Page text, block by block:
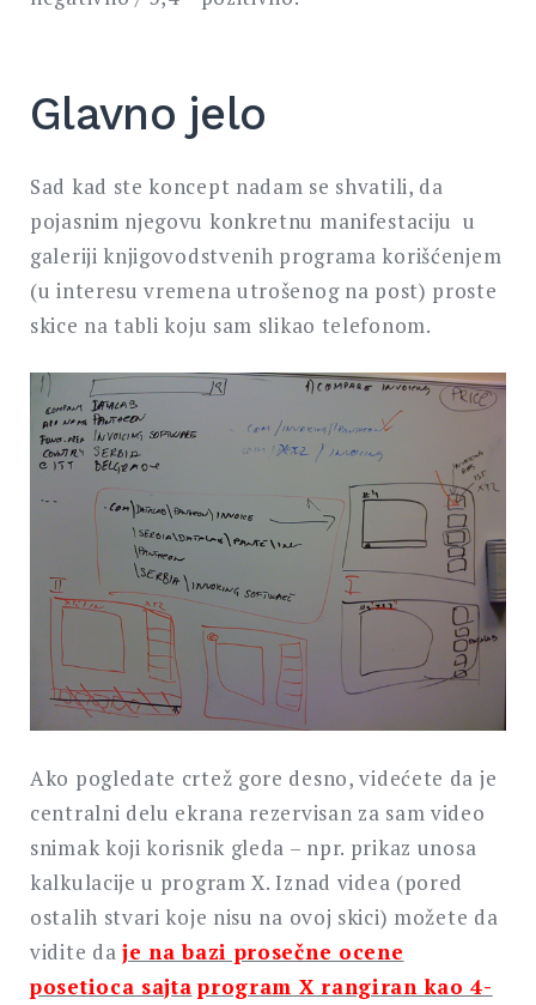
Glavno jelo
Sad kad ste koncept nadam se shvatili, da
pojasnim njegovu konkretnu manifestaciju u
galeriji knjigovodstvenih programa korišćenjem
(u interesu vremena utrošenog na post) proste
skice na tabli koju sam slikao telefonom.
Ako pogledate crtež gore desno, videćete da je
centralni delu ekrana rezervisan za sam video
snimak koji korisnik gleda – npr. prikaz unosa
kalkulacije u program X. Iznad videa (pored
ostalih stvari koje nisu na ovoj skici) možete da
vidite da je na bazi prosečne ocene
posetioca sajta program X rangiran kao 4-